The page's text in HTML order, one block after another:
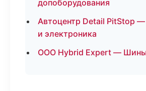
допоборудования
Автоцентр Detail PitStop
и электроника
ООО Hybrid Expert — Шины